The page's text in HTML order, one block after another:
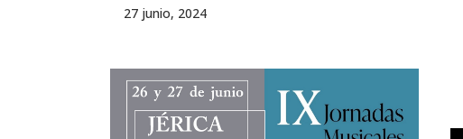
27 junio, 2024